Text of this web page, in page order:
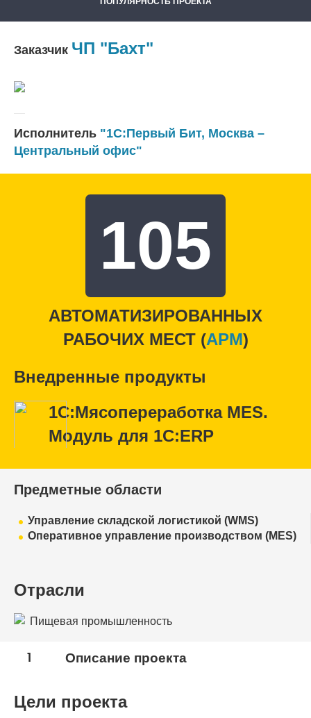
Заказчик ЧП "Бахт"
Исполнитель "1С:Первый Бит, Москва –
Центральный офис"
105
АВТОМАТИЗИРОВАННЫХ
РАБОЧИХ МЕСТ (APM)
Внедренные продукты
1С:Мясопереработка MES.
Модуль для 1С:ERP
Предметные области
Управление складской логистикой (WMS)
Оперативное управление производством (MES)
Отрасли
Пищевая промышленность
1 Описание проекта
Цели проекта